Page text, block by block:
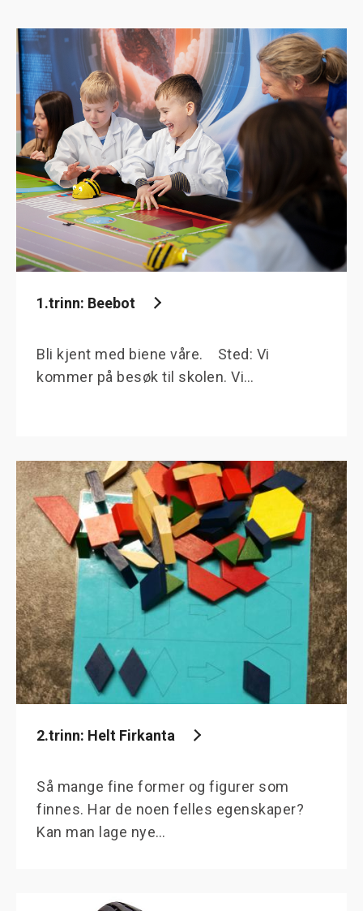
1.trinn: Beebot
Bli kjent med biene våre. Sted: Vi
kommer på besøk til skolen. Vi…
2.trinn: Helt Firkanta
Så mange fine former og figurer som
finnes. Har de noen felles egenskaper?
Kan man lage nye…